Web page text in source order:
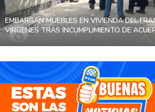
EMBARGAN MUEBLES EN VIVIENDA DEL
VÍRGENES TRAS INCUMPLIMIENTO DE